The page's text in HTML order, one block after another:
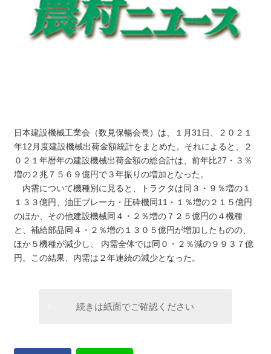
日本建設機械工業会（数見保暢会長）は、１月31日、２０２１
年12月度建設機械出荷金額統計をまとめた。それによると、２
０２１年暦年の建設機械出荷金額の総合計は、前年比27・３％
増の２兆７５６９億円で３年振りの増加となった。
内需について機種別に見ると、トラクタは同３・９％増の１
１３３億円、油圧ブレーカ・圧砕機同11・１％増の２１５億円
のほか、その他建設機械同４・２％増の７２５億円の４機種
と、補給部品同４・２％増の１３０５億円が増加したものの、
ほか５機種が減少し、 内需全体では同０・２％減の９９３７億
円。この結果、内需は２年連続の減少となった。
続きは紙面でご確認ください